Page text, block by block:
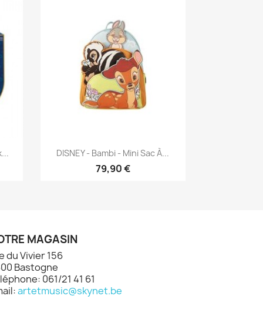
Aperçu rapide
DISNEY - Bambi - Mini Sac À...
79,90 €
MAGASIN
du Vivier 156
Bastogne
061/21 41 61
artetmusic@skynet.be